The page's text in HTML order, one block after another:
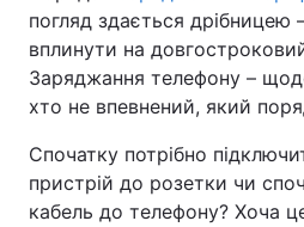
Україна
Економіка
Техно і зв'язок
погляд здається дрібницею
вплинути на
Заряджання телефону –
хто не впевнений, який
Спочатку потрібно
пристрій до розетки чи
кабель до телефону? Хоча